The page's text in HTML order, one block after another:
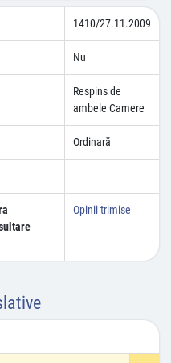
1410/27.11.2009
Nu
Respins de
ambele Camere
Ordinară
Opinii trimise